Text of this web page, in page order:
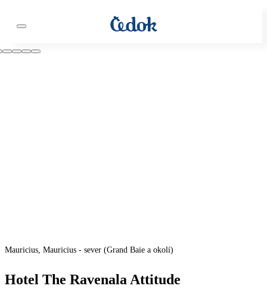
Mauricius, Mauricius - sever (Grand Baie a okolí)
Hotel The Ravenala Attitude